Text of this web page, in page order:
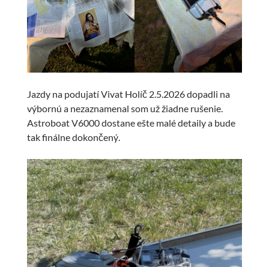
Jazdy na podujatí Vivat Holíč 2.5.2026 dopadli na
výbornú a nezaznamenal som už žiadne rušenie.
Astroboat V6000 dostane ešte malé detaily a bude
tak finálne dokončený.